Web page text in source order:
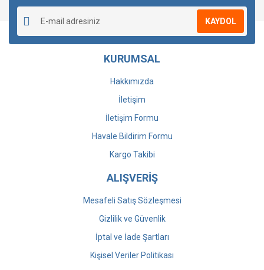
KAYDOL
KURUMSAL
Hakkımızda
İletişim
İletişim Formu
Havale Bildirim Formu
Kargo Takibi
ALIŞVERİŞ
Mesafeli Satış Sözleşmesi
Gizlilik ve Güvenlik
İptal ve İade Şartları
Kişisel Veriler Politikası